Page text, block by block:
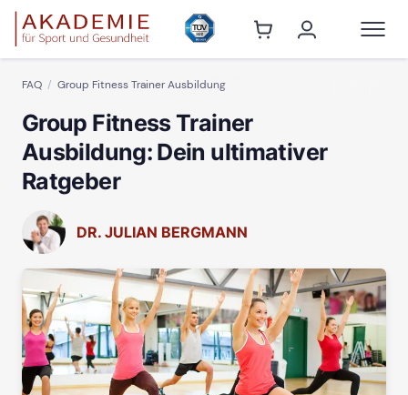
FAQ Group Fitness Trainer Ausbildung
Group Fitness Trainer
Ausbildung: Dein ultimativer
Ratgeber
DR. JULIAN BERGMANN